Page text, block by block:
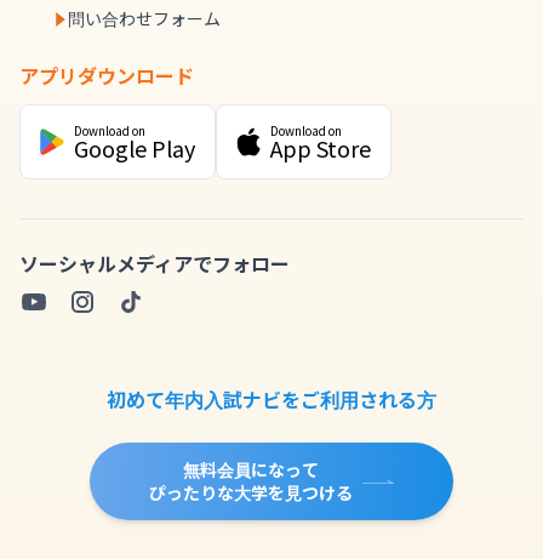
問い合わせフォーム
アプリダウンロード
Download on
Google Play
Download on
App Store
ソーシャルメディアでフォロー
初めて年内入試ナビをご利用される方
無料会員になって
ぴったりな大学を見つける